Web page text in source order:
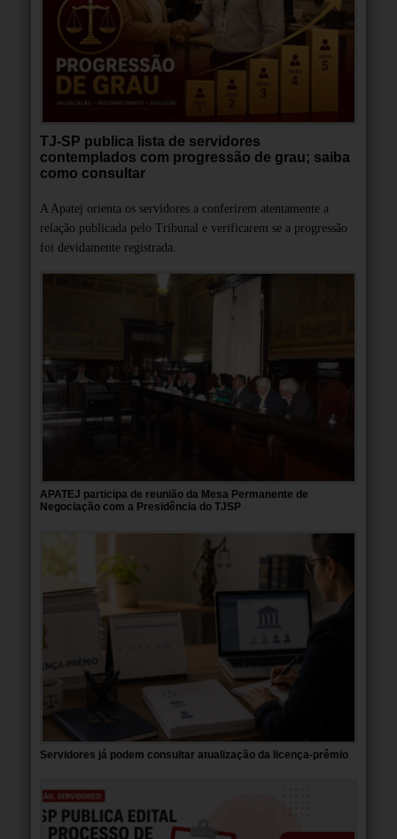
TJ-SP publica lista de servidores
contemplados com progressão de grau; saiba
como consultar
A Apatej orienta os servidores a conferirem atentamente a
relação publicada pelo Tribunal e verificarem se a progressão
foi devidamente registrada.
APATEJ participa de reunião da Mesa Permanente de
Negociação com a Presidência do TJSP
Servidores já podem consultar atualização da licença-prêmio